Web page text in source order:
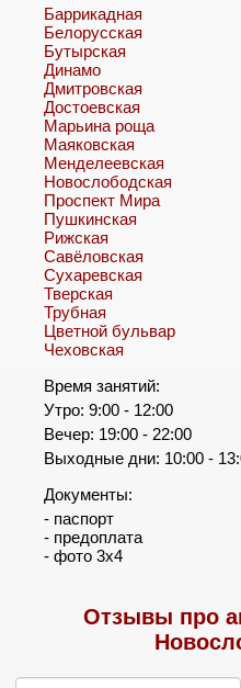
Баррикадная
Белорусская
Бутырская
Динамо
Дмитровская
Достоевская
Марьина роща
Маяковская
Менделеевская
Новослободская
Проспект Мира
Пушкинская
Рижская
Савёловская
Сухаревская
Тверская
Трубная
Цветной бульвар
Чеховская
Время занятий:
Утро: 9:00 - 12:00
Вечер: 19:00 - 22:00
Выходные дни: 10:00 -
Документы:
- паспорт
- предоплата
- фото 3х4
Отзывы про